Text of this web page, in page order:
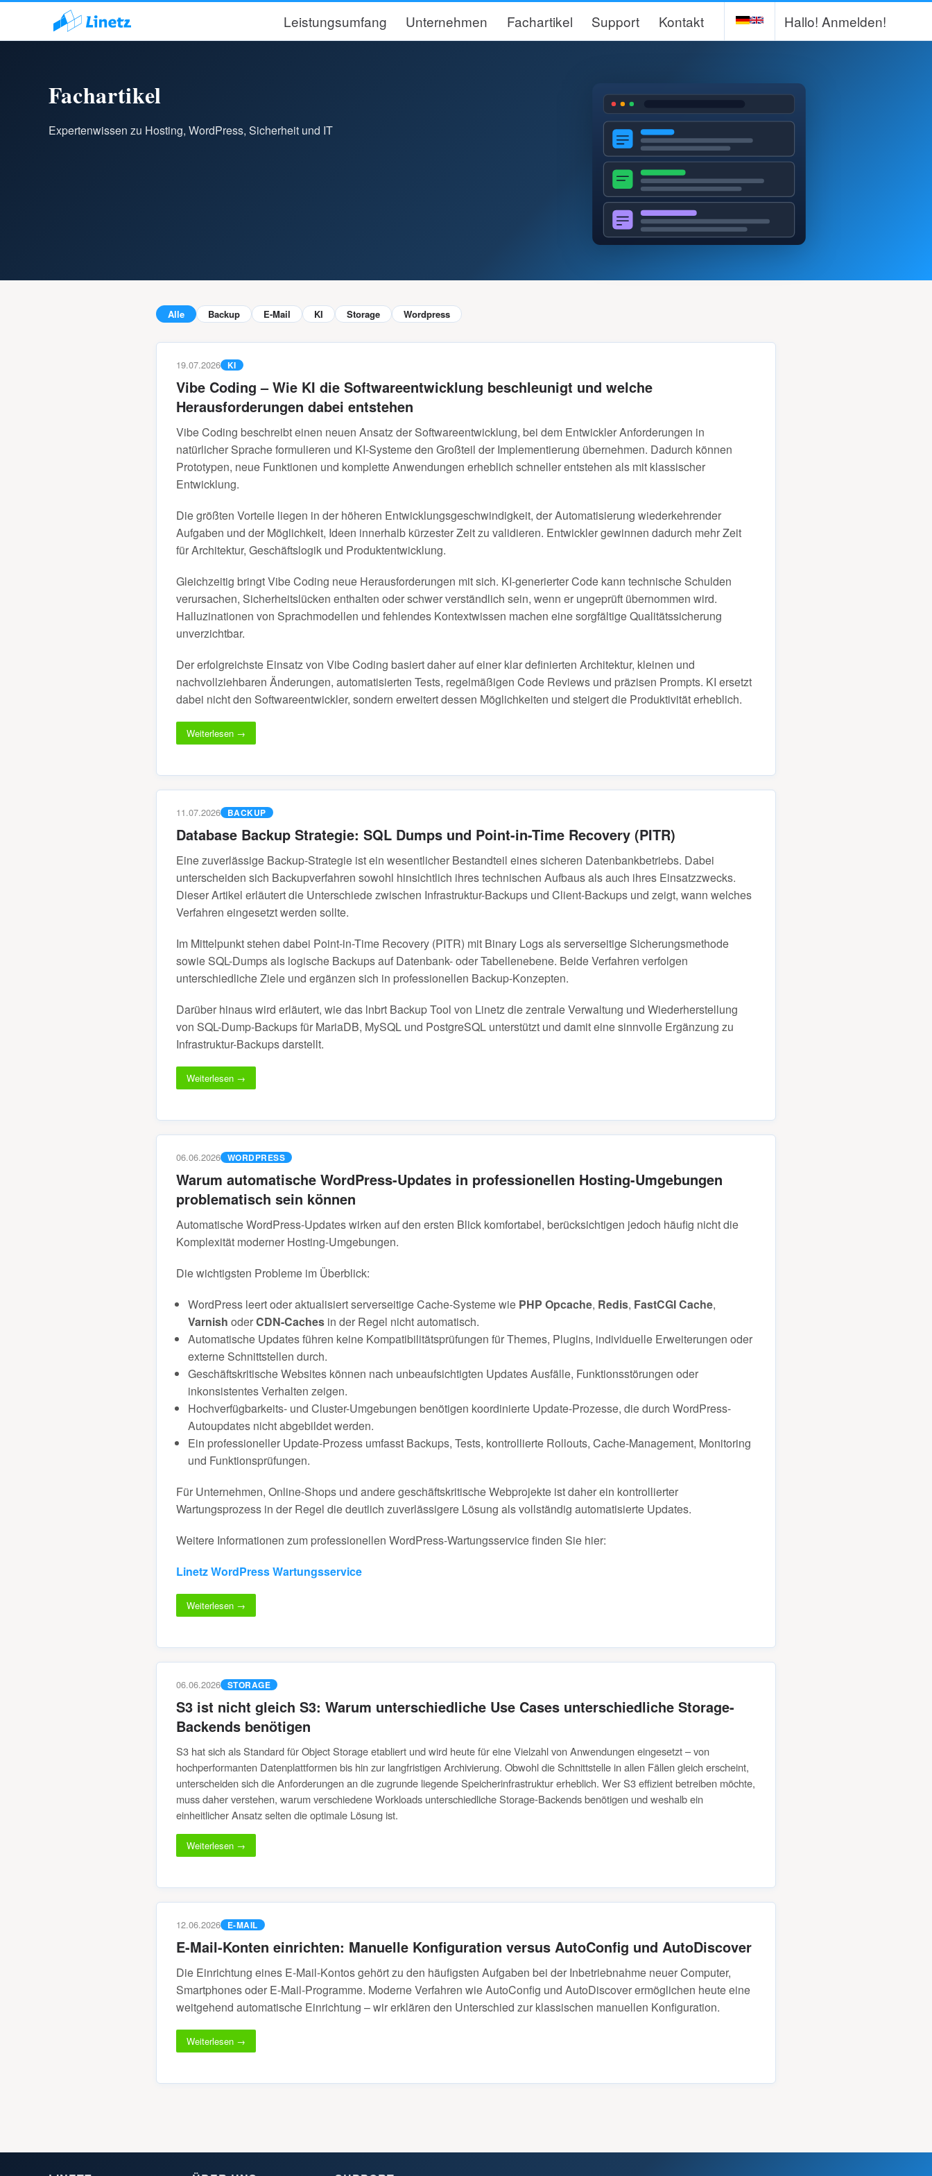
Hallo!Anmelden!
Leistungsumfang Unternehmen Fachartikel Support Kontakt
Fachartikel
Expertenwissen zu Hosting, WordPress, Sicherheit und IT
Alle Backup E-Mail KI Storage Wordpress
19.07.2026 KI
Vibe Coding – Wie KI die Softwareentwicklung beschleunigt und welche
Herausforderungen dabei entstehen
Vibe Coding beschreibt einen neuen Ansatz der Softwareentwicklung, bei dem Entwickler Anforderungen in
natürlicher Sprache formulieren und KI-Systeme den Großteil der Implementierung übernehmen. Dadurch können
Prototypen, neue Funktionen und komplette Anwendungen erheblich schneller entstehen als mit klassischer
Entwicklung.
Die größten Vorteile liegen in der höheren Entwicklungsgeschwindigkeit, der Automatisierung wiederkehrender
Aufgaben und der Möglichkeit, Ideen innerhalb kürzester Zeit zu validieren. Entwickler gewinnen dadurch mehr Zeit
für Architektur, Geschäftslogik und Produktentwicklung.
Gleichzeitig bringt Vibe Coding neue Herausforderungen mit sich. KI-generierter Code kann technische Schulden
verursachen, Sicherheitslücken enthalten oder schwer verständlich sein, wenn er ungeprüft übernommen wird.
Halluzinationen von Sprachmodellen und fehlendes Kontextwissen machen eine sorgfältige Qualitätssicherung
unverzichtbar.
Der erfolgreichste Einsatz von Vibe Coding basiert daher auf einer klar definierten Architektur, kleinen und
nachvollziehbaren Änderungen, automatisierten Tests, regelmäßigen Code Reviews und präzisen Prompts. KI ersetzt
dabei nicht den Softwareentwickler, sondern erweitert dessen Möglichkeiten und steigert die Produktivität erheblich.
Weiterlesen →
11.07.2026 BACKUP
Database Backup Strategie: SQL Dumps und Point-in-Time Recovery (PITR)
Eine zuverlässige Backup-Strategie ist ein wesentlicher Bestandteil eines sicheren Datenbankbetriebs. Dabei
unterscheiden sich Backupverfahren sowohl hinsichtlich ihres technischen Aufbaus als auch ihres Einsatzzwecks.
Dieser Artikel erläutert die Unterschiede zwischen Infrastruktur-Backups und Client-Backups und zeigt, wann welches
Verfahren eingesetzt werden sollte.
Im Mittelpunkt stehen dabei Point-in-Time Recovery (PITR) mit Binary Logs als serverseitige Sicherungsmethode
sowie SQL-Dumps als logische Backups auf Datenbank- oder Tabellenebene. Beide Verfahren verfolgen
unterschiedliche Ziele und ergänzen sich in professionellen Backup-Konzepten.
Darüber hinaus wird erläutert, wie das lnbrt Backup Tool von Linetz die zentrale Verwaltung und Wiederherstellung
von SQL-Dump-Backups für MariaDB, MySQL und PostgreSQL unterstützt und damit eine sinnvolle Ergänzung zu
Infrastruktur-Backups darstellt.
Weiterlesen →
06.06.2026 WORDPRESS
Warum automatische WordPress-Updates in professionellen Hosting-Umgebungen
problematisch sein können
Automatische WordPress-Updates wirken auf den ersten Blick komfortabel, berücksichtigen jedoch häufig nicht die
Komplexität moderner Hosting-Umgebungen.
Die wichtigsten Probleme im Überblick:
WordPress leert oder aktualisiert serverseitige Cache-Systeme wie PHP Opcache, Redis, FastCGI Cache,
Varnish oderCDN-Caches in der Regel nicht automatisch.
Automatische Updates führen keine Kompatibilitätsprüfungen für Themes, Plugins, individuelle Erweiterungen oder
externe Schnittstellen durch.
Geschäftskritische Websites können nach unbeaufsichtigten Updates Ausfälle, Funktionsstörungen oder
inkonsistentes Verhalten zeigen.
Hochverfügbarkeits- und Cluster-Umgebungen benötigen koordinierte Update-Prozesse, die durch WordPress-
Autoupdates nicht abgebildet werden.
Ein professioneller Update-Prozess umfasst Backups, Tests, kontrollierte Rollouts, Cache-Management, Monitoring
und Funktionsprüfungen.
Für Unternehmen, Online-Shops und andere geschäftskritische Webprojekte ist daher ein kontrollierter
Wartungsprozess in der Regel die deutlich zuverlässigere Lösung als vollständig automatisierte Updates.
Weitere Informationen zum professionellen WordPress-Wartungsservice finden Sie hier:
Linetz WordPress Wartungsservice
Weiterlesen →
06.06.2026 STORAGE
S3 ist nicht gleich S3: Warum unterschiedliche Use Cases unterschiedliche Storage-
Backends benötigen
S3 hat sich als Standard für Object Storage etabliert und wird heute für eine Vielzahl von Anwendungen eingesetzt – von
hochperformanten Datenplattformen bis hin zur langfristigen Archivierung. Obwohl die Schnittstelle in allen Fällen gleich erscheint,
unterscheiden sich die Anforderungen an die zugrunde liegende Speicherinfrastruktur erheblich. Wer S3 effizient betreiben möchte,
muss daher verstehen, warum verschiedene Workloads unterschiedliche Storage-Backends benötigen und weshalb ein
einheitlicher Ansatz selten die optimale Lösung ist.
Weiterlesen →
12.06.2026 E-MAIL
E-Mail-Konten einrichten: Manuelle Konfiguration versus AutoConfig und AutoDiscover
Die Einrichtung eines E-Mail-Kontos gehört zu den häufigsten Aufgaben bei der Inbetriebnahme neuer Computer,
Smartphones oder E-Mail-Programme. Moderne Verfahren wie AutoConfig und AutoDiscover ermöglichen heute eine
weitgehend automatische Einrichtung – wir erklären den Unterschied zur klassischen manuellen Konfiguration.
Weiterlesen →